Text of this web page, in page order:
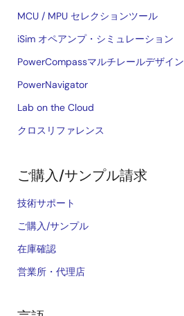
MCU / MPU セレクションツール
iSim オペアンプ・シミュレーション
PowerCompassマルチレールデザイ
PowerNavigator
Lab on the Cloud
クロスリファレンス
ご購入/サンプル請求
技術サポート
ご購入/サンプル
在庫確認
営業所・代理店